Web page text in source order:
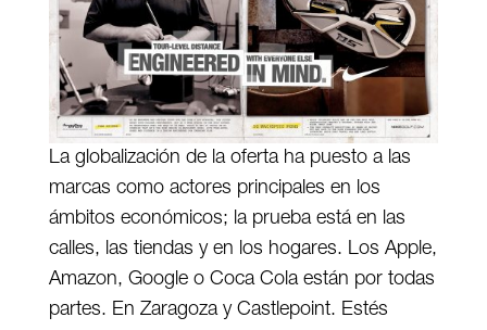
La globalización de la oferta ha puesto a las
marcas como actores principales en los
ámbitos económicos; la prueba está en las
calles, las tiendas y en los hogares. Los Apple,
Amazon, Google o Coca Cola están por todas
partes. En Zaragoza y Castlepoint. Estés